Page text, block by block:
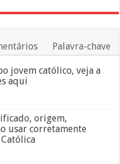
Palavra-chave
jovem católico, veja a
aqui
origem,
usar corretamente